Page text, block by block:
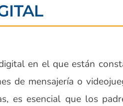
en el que están
de mensajería o
es esencial que los